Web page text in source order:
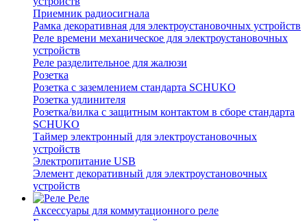
Приемник радиосигнала
Рамка декоративная для электроустановочных устройств
Реле времени механическое для электроустановочных
устройств
Реле разделительное для жалюзи
Розетка
Розетка с заземлением стандарта SCHUKO
Розетка удлинителя
Розетка/вилка с защитным контактом в сборе стандарта
SCHUKO
Таймер электронный для электроустановочных
устройств
Электропитание USB
Элемент декоративный для электроустановочных
устройств
Реле
Аксессуары для коммутационного реле